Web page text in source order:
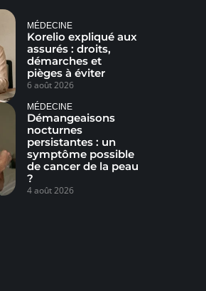
MÉDECINE
Korelio expliqué aux
assurés : droits,
démarches et
pièges à éviter
6 août 2026
MÉDECINE
Démangeaisons
nocturnes
persistantes : un
symptôme possible
de cancer de la peau
?
4 août 2026